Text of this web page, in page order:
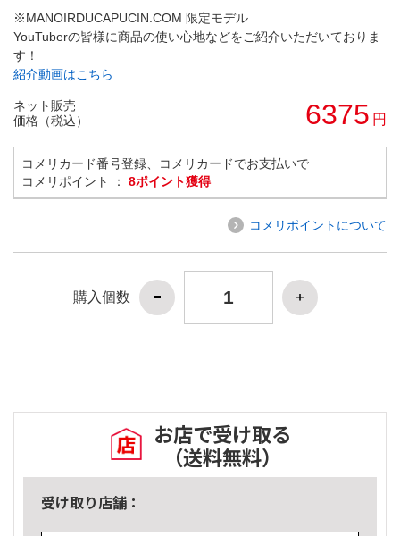
※MANOIRDUCAPUCIN.COM 限定モデル
YouTuberの皆様に商品の使い心地などをご紹介いただいておりま
す！
紹介動画はこちら
ネット販売
価格（税込）
6375 円
コメリカード番号登録、コメリカードでお支払いで
コメリポイント ： 8ポイント獲得
コメリポイントについて
購入個数
お店で受け取る
（送料無料）
受け取り店舗：